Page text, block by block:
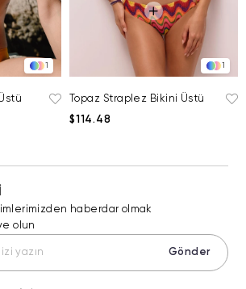
1 1
Topaz Straplez Bikini Üstü
$114.48
haberdar olmak
olun
Gönder